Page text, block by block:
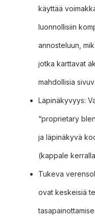
käyttää
luonnollisiin
annosteluun,
jotka karttavat
mahdollisia
Läpinäkyvyys:
“proprietary
ja läpinäkyvä
(kappale
Tukeva
ovat keskeisiä